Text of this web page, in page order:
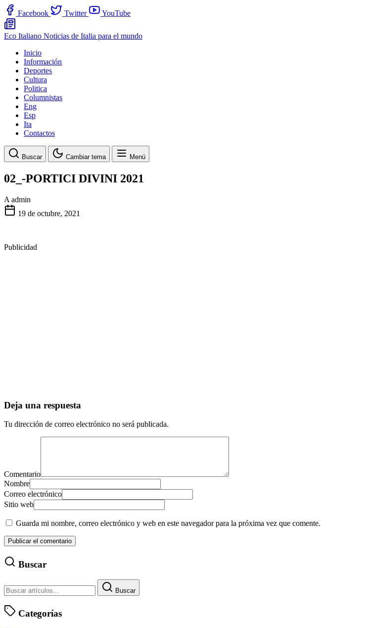
Facebook Twitter YouTube
Eco Italiano Noticias de Italia para el mundo
Inicio
Información
Deportes
Cultura
Politica
Columnistas
Eng
Esp
Ita
Contactos
Buscar Cambiar tema Menú
02_-PORTICI DIVINI 2021
A admin
19 de octubre, 2021
Publicidad
Deja una respuesta
Tu dirección de correo electrónico no será publicada.
Comentario
Nombre
Correo electrónico
Sitio web
Guarda mi nombre, correo electrónico y web en este navegador para la próxima vez que comente.
Buscar
Buscar
Categorías